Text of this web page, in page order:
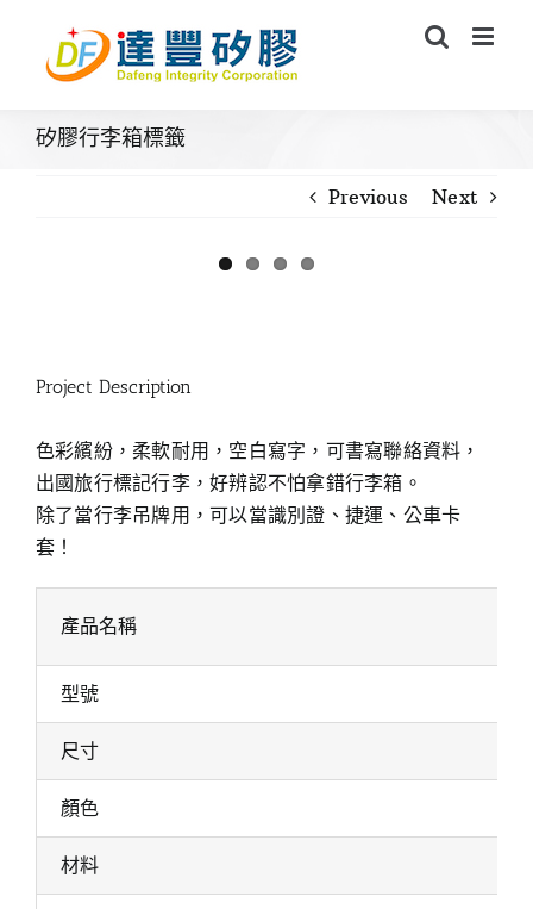
content
矽膠行李箱標籤
Previous Next
Project Description
色彩繽紛，柔軟耐用，空白寫字，可書寫聯絡資料，
出國旅行標記行李，好辨認不怕拿錯行李箱。
除了當行李吊牌用，可以當識別證、捷運、公車卡
套！
產品名稱
型號
尺寸
顏色
材料